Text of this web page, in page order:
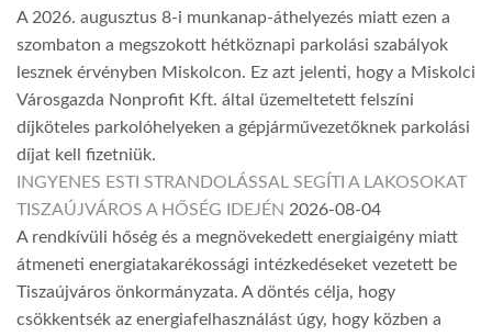
A 2026. augusztus 8-i munkanap-áthelyezés miatt ezen a
szombaton a megszokott hétköznapi parkolási szabályok
lesznek érvényben Miskolcon. Ez azt jelenti, hogy a Miskolci
Városgazda Nonprofit Kft. által üzemeltetett felszíni
díjköteles parkolóhelyeken a gépjárművezetőknek parkolási
díjat kell fizetniük.
INGYENES ESTI STRANDOLÁSSAL SEGÍTI A LAKOSOKAT
TISZAÚJVÁROS A HŐSÉG IDEJÉN 2026-08-04
A rendkívüli hőség és a megnövekedett energiaigény miatt
átmeneti energiatakarékossági intézkedéseket vezetett be
Tiszaújváros önkormányzata. A döntés célja, hogy
csökkentsék az energiafelhasználást úgy, hogy közben a